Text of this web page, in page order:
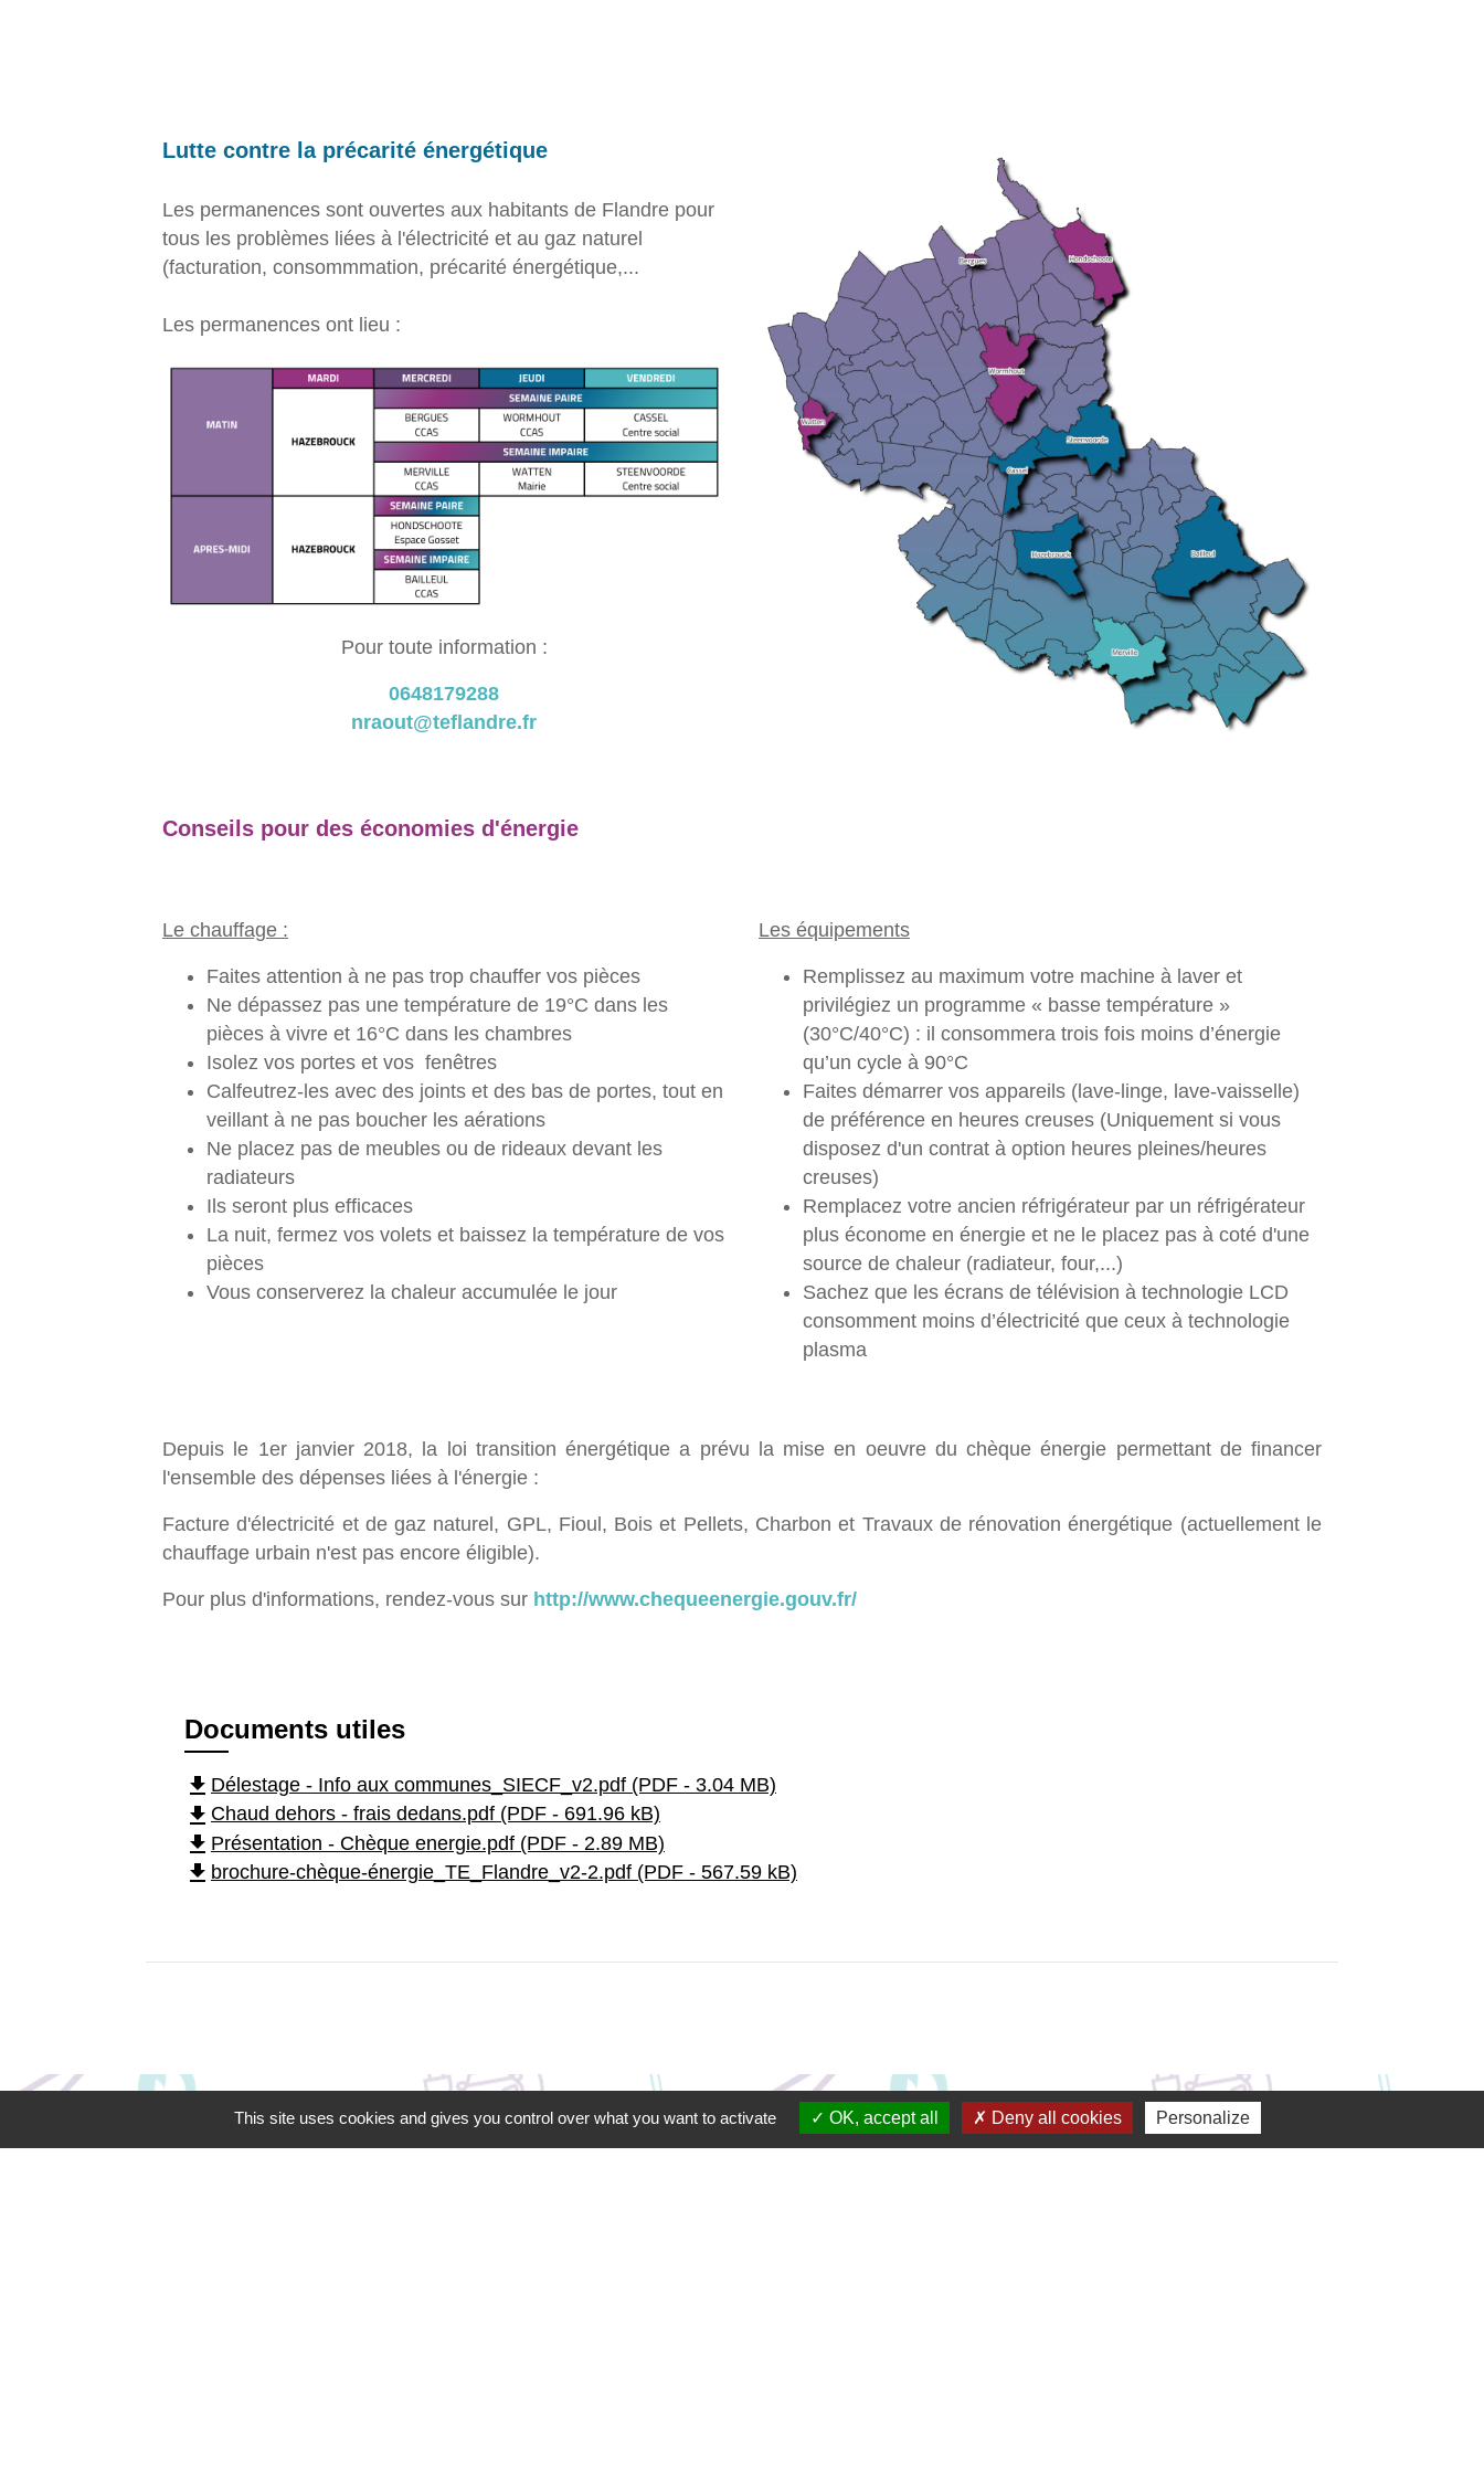
Lutte contre la précarité énergétique
Les permanences sont ouvertes aux habitants de Flandre pour
tous les problèmes liées à l'électricité et au gaz naturel
(facturation, consommmation, précarité énergétique,...
Les permanences ont lieu :
Pour toute information :
0648179288
nraout@teflandre.fr
Conseils pour des économies d'énergie
Le chauffage :
Faites attention à ne pas trop chauffer vos pièces
Ne dépassez pas une température de 19°C dans les
pièces à vivre et 16°C dans les chambres
Isolez vos portes et vos fenêtres
Calfeutrez-les avec des joints et des bas de portes, tout en
veillant à ne pas boucher les aérations
Ne placez pas de meubles ou de rideaux devant les
radiateurs
Ils seront plus efficaces
La nuit, fermez vos volets et baissez la température de vos
pièces
Vous conserverez la chaleur accumulée le jour
Les équipements
Remplissez au maximum votre machine à laver et
privilégiez un programme « basse température »
(30°C/40°C) : il consommera trois fois moins d’énergie
qu’un cycle à 90°C
Faites démarrer vos appareils (lave-linge, lave-vaisselle)
de préférence en heures creuses (Uniquement si vous
disposez d'un contrat à option heures pleines/heures
creuses)
Remplacez votre ancien réfrigérateur par un réfrigérateur
plus économe en énergie et ne le placez pas à coté d'une
source de chaleur (radiateur, four,...)
Sachez que les écrans de télévision à technologie LCD
consomment moins d’électricité que ceux à technologie
plasma
Depuis le 1er janvier 2018, la loi transition énergétique a prévu la mise en oeuvre du chèque énergie permettant de financer
l'ensemble des dépenses liées à l'énergie :
Facture d'électricité et de gaz naturel, GPL, Fioul, Bois et Pellets, Charbon et Travaux de rénovation énergétique (actuellement le
chauffage urbain n'est pas encore éligible).
Pour plus d'informations, rendez-vous sur http://www.chequeenergie.gouv.fr/
Documents utiles
file_download Délestage - Info aux communes_SIECF_v2.pdf (PDF - 3.04 MB)
file_download Chaud dehors - frais dedans.pdf (PDF - 691.96 kB)
file_download Présentation - Chèque energie.pdf (PDF - 2.89 MB)
file_download brochure-chèque-énergie_TE_Flandre_v2-2.pdf (PDF - 567.59 kB)
Contacts
This site uses cookies and gives you control over what you want to activate OK, accept all Deny all cookies Personalize